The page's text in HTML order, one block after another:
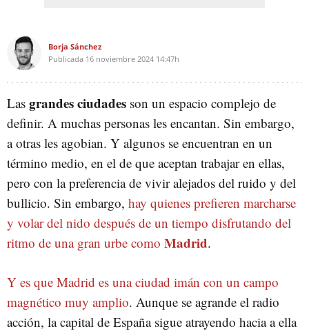
Borja Sánchez
Publicada 16 noviembre 2024 14:47h
Las grandes ciudades son un espacio complejo de
definir. A muchas personas les encantan. Sin embargo,
a otras les agobian. Y algunos se encuentran en un
término medio, en el de que aceptan trabajar en ellas,
pero con la preferencia de vivir alejados del ruido y del
bullicio. Sin embargo, hay quienes prefieren marcharse
y volar del nido después de un tiempo disfrutando del
ritmo de una gran urbe como Madrid.
Y es que Madrid es una ciudad imán con un campo
magnético muy amplio. Aunque se agrande el radio
acción, la capital de España sigue atrayendo hacia a ella